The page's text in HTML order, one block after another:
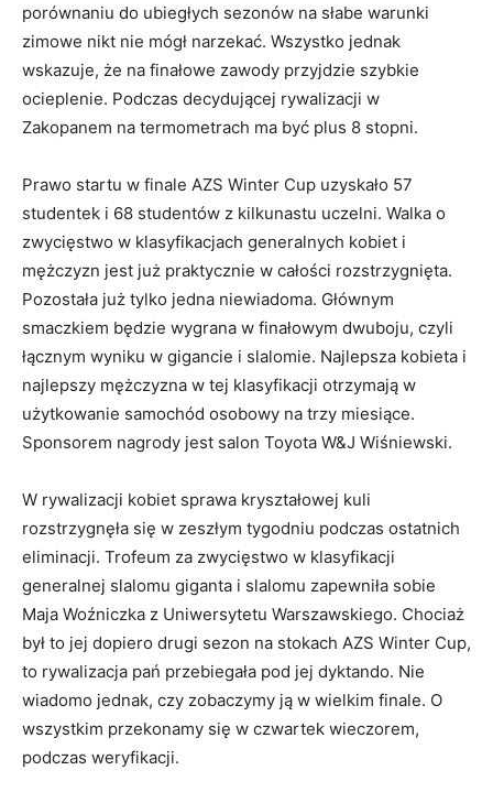
porównaniu do ubiegłych sezonów na słabe warunki
zimowe nikt nie mógł narzekać. Wszystko jednak
wskazuje, że na finałowe zawody przyjdzie szybkie
ocieplenie. Podczas decydującej rywalizacji w
Zakopanem na termometrach ma być plus 8 stopni.
Prawo startu w finale AZS Winter Cup uzyskało 57
studentek i 68 studentów z kilkunastu uczelni. Walka o
zwycięstwo w klasyfikacjach generalnych kobiet i
mężczyzn jest już praktycznie w całości rozstrzygnięta.
Pozostała już tylko jedna niewiadoma. Głównym
smaczkiem będzie wygrana w finałowym dwuboju, czyli
łącznym wyniku w gigancie i slalomie. Najlepsza kobieta i
najlepszy mężczyzna w tej klasyfikacji otrzymają w
użytkowanie samochód osobowy na trzy miesiące.
Sponsorem nagrody jest salon Toyota W&J Wiśniewski.
W rywalizacji kobiet sprawa kryształowej kuli
rozstrzygnęła się w zeszłym tygodniu podczas ostatnich
eliminacji. Trofeum za zwycięstwo w klasyfikacji
generalnej slalomu giganta i slalomu zapewniła sobie
Maja Woźniczka z Uniwersytetu Warszawskiego. Chociaż
był to jej dopiero drugi sezon na stokach AZS Winter Cup,
to rywalizacja pań przebiegała pod jej dyktando. Nie
wiadomo jednak, czy zobaczymy ją w wielkim finale. O
wszystkim przekonamy się w czwartek wieczorem,
podczas weryfikacji.